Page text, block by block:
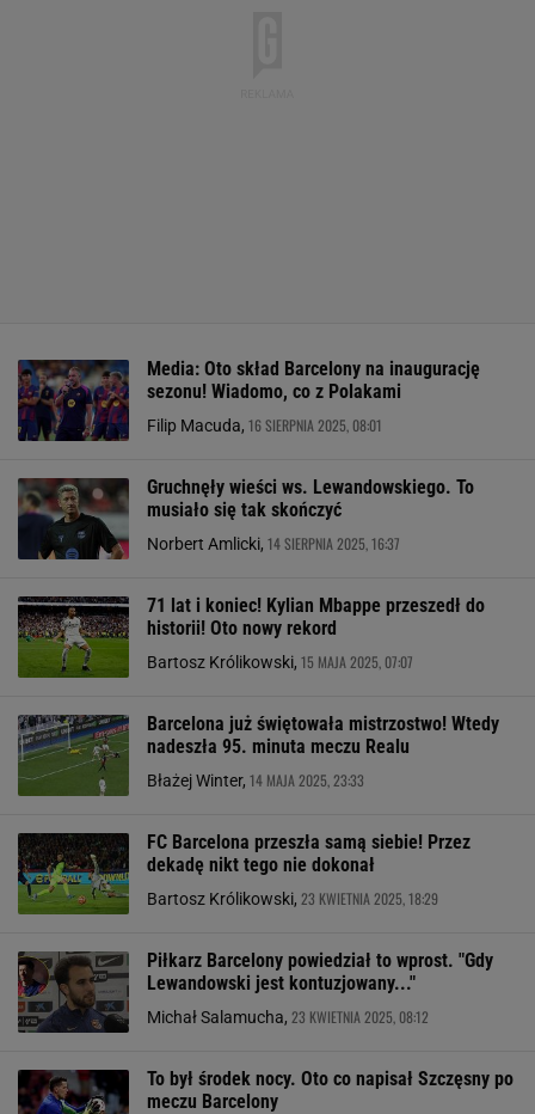
Media: Oto skład Barcelony na inaugurację
sezonu! Wiadomo, co z Polakami
Filip Macuda, 16 SIERPNIA 2025, 08:01
Gruchnęły wieści ws. Lewandowskiego. To
musiało się tak skończyć
Norbert Amlicki, 14 SIERPNIA 2025, 16:37
71 lat i koniec! Kylian Mbappe przeszedł do
historii! Oto nowy rekord
Bartosz Królikowski, 15 MAJA 2025, 07:07
Barcelona już świętowała mistrzostwo! Wtedy
nadeszła 95. minuta meczu Realu
Błażej Winter, 14 MAJA 2025, 23:33
FC Barcelona przeszła samą siebie! Przez
dekadę nikt tego nie dokonał
Bartosz Królikowski, 23 KWIETNIA 2025, 18:29
Piłkarz Barcelony powiedział to wprost. "Gdy
Lewandowski jest kontuzjowany..."
Michał Salamucha, 23 KWIETNIA 2025, 08:12
To był środek nocy. Oto co napisał Szczęsny po
meczu Barcelony